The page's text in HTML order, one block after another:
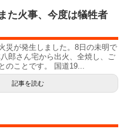
た火事、今度は犠牲者
災が発生しました。8日の未明で
郎さん宅から出火、全焼し、ご
のことです。 国道19...
記事を読む